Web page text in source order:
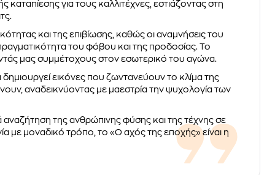
καταπίεσης για τους καλλιτέχνες, εστιάζοντας στη
και της επιβίωσης, καθώς οι αναμνήσεις του
του φόβου και της προδοσίας. Το
μας συμμέτοχους στον εσωτερικό του αγώνα.
εικόνες που ζωντανεύουν το κλίμα της
αναδεικνύοντας με μαεστρία την ψυχολογία των
αναζήτηση της ανθρώπινης φύσης και της τέχνης σε
με μοναδικό τρόπο, το «Ο αχός της εποχής» είναι η